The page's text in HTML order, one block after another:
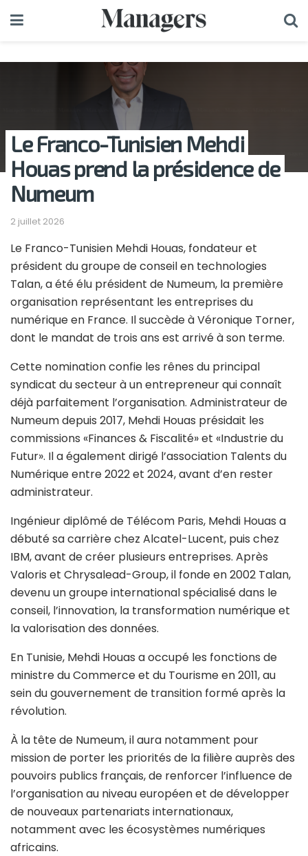
Le Franco-Tunisien Mehdi
Houas prend la présidence de
Numeum
2 juillet 2026
Le Franco-Tunisien Mehdi Houas, fondateur et
président du groupe de conseil en technologies
Talan, a été élu président de Numeum, la première
organisation représentant les entreprises du
numérique en France. Il succède à Véronique Torner,
dont le mandat de trois ans est arrivé à son terme.
Cette nomination confie les rênes du principal
syndicat du secteur à un entrepreneur qui connaît
déjà parfaitement l’organisation. Administrateur de
Numeum depuis 2017, Mehdi Houas présidait les
commissions «Finances & Fiscalité» et «Industrie du
Futur». Il a également dirigé l’association Talents du
Numérique entre 2022 et 2024, avant d’en rester
administrateur.
Ingénieur diplômé de Télécom Paris, Mehdi Houas a
débuté sa carrière chez Alcatel-Lucent, puis chez
IBM, avant de créer plusieurs entreprises. Après
Valoris et Chrysalead-Group, il fonde en 2002 Talan,
devenu un groupe international spécialisé dans le
conseil, l’innovation, la transformation numérique et
la valorisation des données.
En Tunisie, Mehdi Houas a occupé les fonctions de
ministre du Commerce et du Tourisme en 2011, au
sein du gouvernement de transition formé après la
révolution.
À la tête de Numeum, il aura notamment pour
mission de porter les priorités de la filière auprès des
pouvoirs publics français, de renforcer l’influence de
l’organisation au niveau européen et de développer
de nouveaux partenariats internationaux,
notamment avec les écosystèmes numériques
africains.